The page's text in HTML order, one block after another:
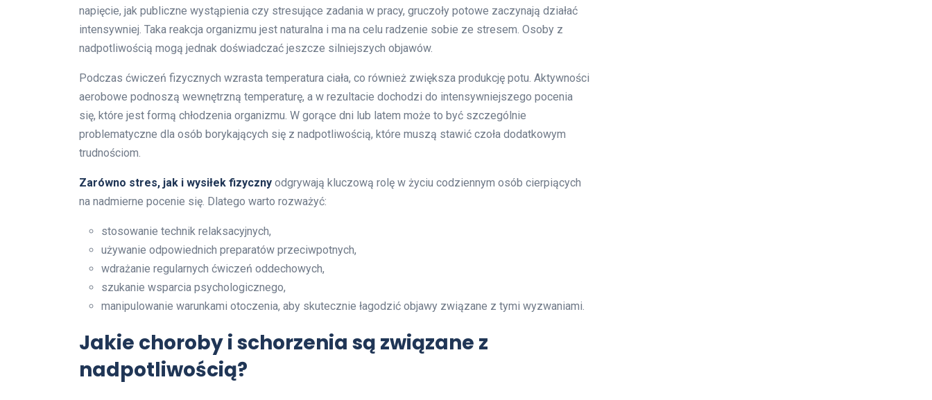
napięcie, jak publiczne wystąpienia czy stresujące zadania w pracy, gruczoły potowe zaczynają działać
intensywniej. Taka reakcja organizmu jest naturalna i ma na celu radzenie sobie ze stresem. Osoby z
nadpotliwością mogą jednak doświadczać jeszcze silniejszych objawów.
Podczas ćwiczeń fizycznych wzrasta temperatura ciała, co również zwiększa produkcję potu. Aktywności
aerobowe podnoszą wewnętrzną temperaturę, a w rezultacie dochodzi do intensywniejszego pocenia
się, które jest formą chłodzenia organizmu. W gorące dni lub latem może to być szczególnie
problematyczne dla osób borykających się z nadpotliwością, które muszą stawić czoła dodatkowym
trudnościom.
Zarówno stres, jak i wysiłek fizyczny odgrywają kluczową rolę w życiu codziennym osób cierpiących
na nadmierne pocenie się. Dlatego warto rozważyć:
stosowanie technik relaksacyjnych,
używanie odpowiednich preparatów przeciwpotnych,
wdrażanie regularnych ćwiczeń oddechowych,
szukanie wsparcia psychologicznego,
manipulowanie warunkami otoczenia, aby skutecznie łagodzić objawy związane z tymi wyzwaniami.
Jakie choroby i schorzenia są związane z
nadpotliwością?